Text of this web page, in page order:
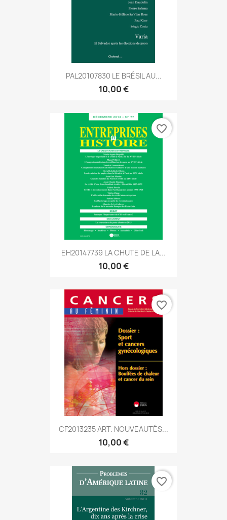
PAL20107830 LE BRÉSIL AU...
10,00 €
EH20147739 LA CHUTE DE LA...
10,00 €
favorite_border
CF2013235 ART. NOUVEAUTÉS...
10,00 €
favorite_border
favorite_border